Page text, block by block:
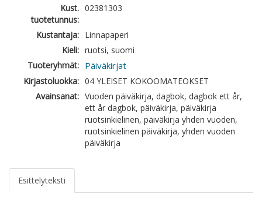
Kust.
tuotetunnus:
02381303
Kustantaja: Linnapaperi
Kieli: ruotsi, suomi
Tuoteryhmät: Päiväkirjat
Kirjastoluokka: 04 YLEISET KOKOOMATEOKSET
Avainsanat: Vuoden päiväkirja, dagbok, dagbok ett år,
ett år dagbok, päiväkirja, päiväkirja
ruotsinkielinen, päiväkirja yhden vuoden,
ruotsinkielinen päiväkirja, yhden vuoden
päiväkirja
Esittelyteksti